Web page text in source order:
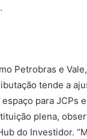
Petrobras e
tende a
para JCPs
plena,
do Investidor.